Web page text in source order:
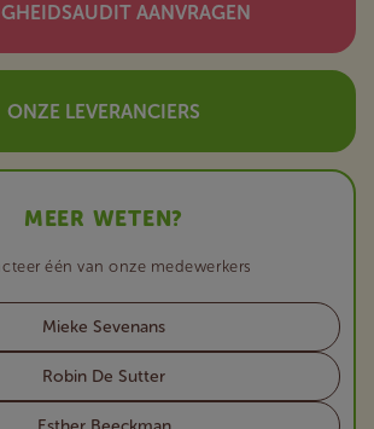
AANVRAGEN
ONZE LEVERANCIERS
MEER WETEN?
één van onze medewerkers
Mieke Sevenans
Robin De Sutter